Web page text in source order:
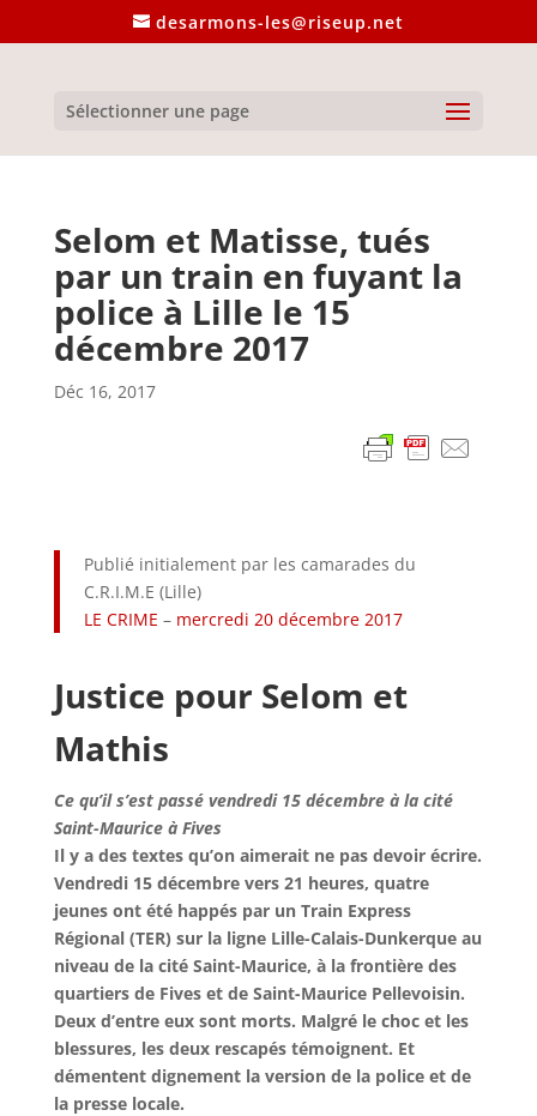
desarmons-les@riseup.net
Sélectionner une page
Selom et Matisse, tués
par un train en fuyant la
police à Lille le 15
décembre 2017
Déc 16, 2017
Publié initialement par les camarades du
C.R.I.M.E (Lille)
LE CRIME – mercredi 20 décembre 2017
Justice pour Selom et
Mathis
Ce qu’il s’est passé vendredi 15 décembre à la cité
Saint-Maurice à Fives
Il y a des textes qu’on aimerait ne pas devoir écrire.
Vendredi 15 décembre vers 21 heures, quatre
jeunes ont été happés par un Train Express
Régional (TER) sur la ligne Lille-Calais-Dunkerque au
niveau de la cité Saint-Maurice, à la frontière des
quartiers de Fives et de Saint-Maurice Pellevoisin.
Deux d’entre eux sont morts. Malgré le choc et les
blessures, les deux rescapés témoignent. Et
démentent dignement la version de la police et de
la presse locale.